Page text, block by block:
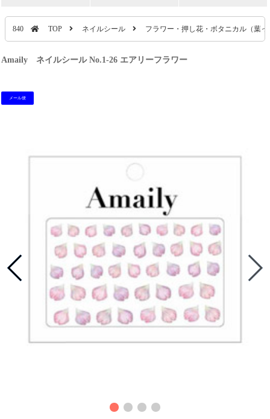
840 TOP ネイルシール フラワー・押し花・ボタニカル（葉
Amaily ネイルシール No.1-26 エアリーフラワー
メール便